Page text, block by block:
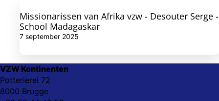
Missionarissen van Afrika vzw - Desouter Serge -
School Madagaskar
7 september 2025
VZW Kontinenten
Potterierei 72
8000 Brugge